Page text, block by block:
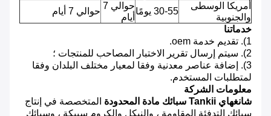
أمريكا الوسطى
والجنوبية
30-55 يومًا
حوالي 7
أيام
حوالي 7 أيام
خدماتنا
1). تقديم خدمة oem.
2). سيتم إرسال تقرير الاختبار المصاحب للمنتجات ؛
3). إضافة عناصر معدنية وفقا لمعيار مختلف البلدان وفقا
لمتطلبات المستخدم.
معلومات الشركة
شانغهاي Tankii سبائك مادة المحدودة
المتخصصة في إنتاج
سبائك التدفئة المقاومة ، والنيكل والكروم سبيكة ، وسبائك